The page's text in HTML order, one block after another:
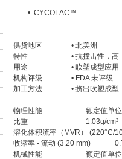
• CYCOLAC™
供货地区
• 北美洲
特性
• 抗撞击性，高
用途
• 吹塑成型应用
机构评级
• FDA 未评级
加工方法
• 挤出吹塑成型
物理性能 额定值单位
比重
1.03g/cm³
溶化体积流率（MVR） (220°C/
收缩率 - 流动 (3.20 mm)
机械性能
额定值单位